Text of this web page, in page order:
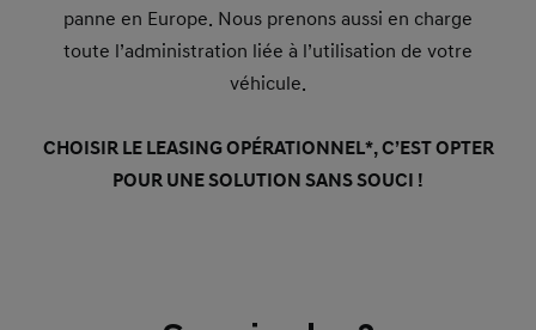
panne en Europe. Nous prenons aussi en charge
toute l’administration liée à l’utilisation de votre
véhicule.
CHOISIR LE LEASING OPÉRATIONNEL*, C’EST OPTER
POUR UNE SOLUTION SANS SOUCI !